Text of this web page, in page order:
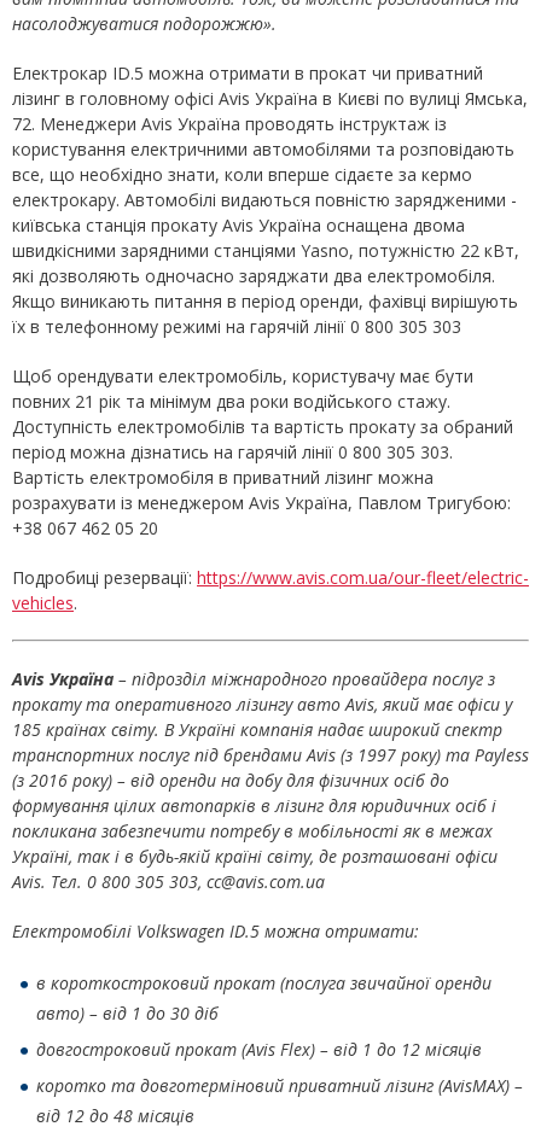
насолоджуватися подорожжю».
Електрокар ID.5 можна отримати в прокат чи приватний
лізинг в головному офісі Avis Україна в Києві по вулиці Ямська,
72. Менеджери Avis Україна проводять інструктаж із
користування електричними автомобілями та розповідають
все, що необхідно знати, коли вперше сідаєте за кермо
електрокару. Автомобілі видаються повністю зарядженими -
київська станція прокату Avis Україна оснащена двома
швидкісними зарядними станціями Yasno, потужністю 22 кВт,
які дозволяють одночасно заряджати два електромобіля.
Якщо виникають питання в період оренди, фахівці вирішують
їх в телефонному режимі на гарячій лінії 0 800 305 303
Щоб орендувати електромобіль, користувачу має бути
повних 21 рік та мінімум два роки водійського стажу.
Доступність електромобілів та вартість прокату за обраний
період можна дізнатись на гарячій лінії 0 800 305 303.
Вартість електромобіля в приватний лізинг можна
розрахувати із менеджером Avis Україна, Павлом Тригубою:
+38 067 462 05 20
Подробиці резервації: https://www.avis.com.ua/our-fleet/electric-
vehicles.
Avis Україна – підрозділ міжнародного провайдера послуг з
прокату та оперативного лізингу авто Avis, який має офіси у
185 країнах світу. В Україні компанія надає широкий спектр
транспортних послуг під брендами Avis (з 1997 року) та Payless
(з 2016 року) – від оренди на добу для фізичних осіб до
формування цілих автопарків в лізинг для юридичних осіб і
покликана забезпечити потребу в мобільності як в межах
Україні, так і в будь-якій країні світу, де розташовані офіси
Avis. Тел. 0 800 305 303, cc@avis.com.ua
Електромобілі Volkswagen ID.5 можна отримати:
в короткостроковий прокат (послуга звичайної оренди
авто) – від 1 до 30 діб
довгостроковий прокат (Avis Flex) – від 1 до 12 місяців
коротко та довготерміновий приватний лізинг (AvisMAX) –
від 12 до 48 місяців